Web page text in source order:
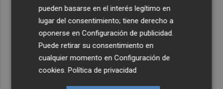
pueden basarse en el interés legítimo en
lugar del consentimiento; tiene derecho a
oponerse enConfiguración de publicidad.
Puede retirar su consentimiento en
cualquier momento enConfiguración de
cookies.Política de privacidad